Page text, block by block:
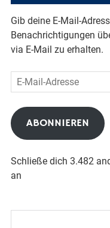
Gib deine E-Mail-
Benachrichtigungen
via E-Mail zu erhalten.
E-
Mail-
Adresse
ABONNIEREN
Schließe dich 3.482
an